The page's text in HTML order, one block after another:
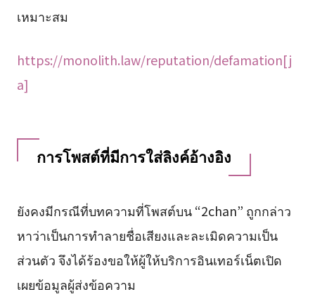
เหมาะสม
https://monolith.law/reputation/defamation[j
a]
การโพสต์ที่มีการใส่ลิงค์อ้างอิง
ยังคงมีกรณีที่บทความที่โพสต์บน “2chan” ถูกกล่าว
หาว่าเป็นการทำลายชื่อเสียงและละเมิดความเป็น
ส่วนตัว จึงได้ร้องขอให้ผู้ให้บริการอินเทอร์เน็ตเปิด
เผยข้อมูลผู้ส่งข้อความ